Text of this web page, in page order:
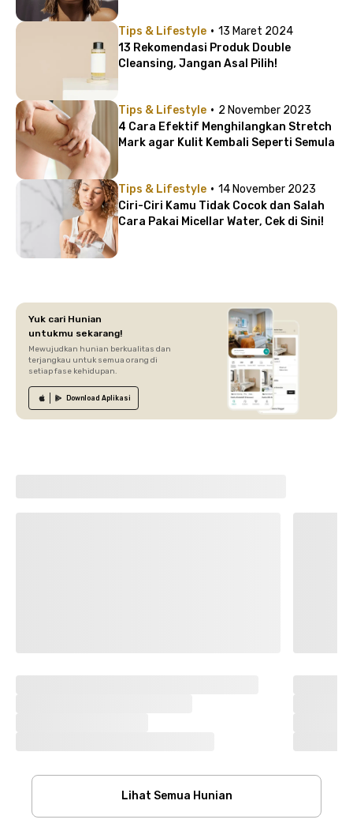
Tips & Lifestyle · 13 Maret 2024
13 Rekomendasi Produk Double
Cleansing, Jangan Asal Pilih!
Tips & Lifestyle · 2 November 2023
4 Cara Efektif Menghilangkan Stretch
Mark agar Kulit Kembali Seperti Semula
Tips & Lifestyle · 14 November 2023
Ciri-Ciri Kamu Tidak Cocok dan Salah
Cara Pakai Micellar Water, Cek di Sini!
Yuk cari Hunian
untukmu sekarang!
Mewujudkan hunian berkualitas dan
terjangkau untuk semua orang di
setiap fase kehidupan.
Download Aplikasi
Lihat Semua Hunian